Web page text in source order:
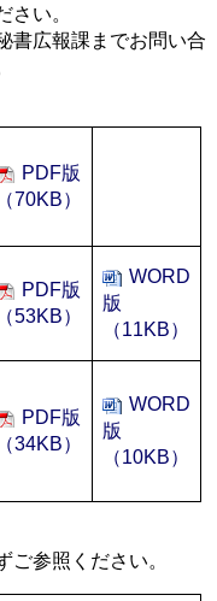
さい。
書広報課までお問い合
PDF版
（70KB）
PDF版
（53KB）
WORD
版
（11KB）
PDF版
（34KB）
WORD
版
（10KB）
ご参照ください。